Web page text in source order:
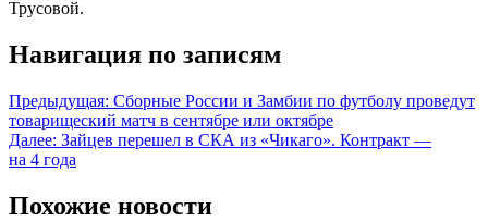
Трусовой.
Навигация по записям
Предыдущая: Сборные России и Замбии по футболу проведут
товарищеский матч в сентябре или октябре
Далее: Зайцев перешел в СКА из «Чикаго». Контракт —
на 4 года
Похожие новости